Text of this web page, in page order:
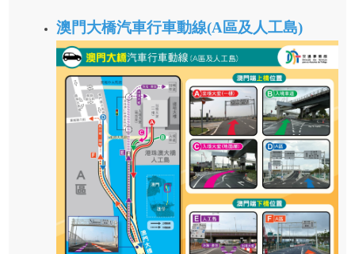
澳門大橋汽車行車動線(A區及人工島)